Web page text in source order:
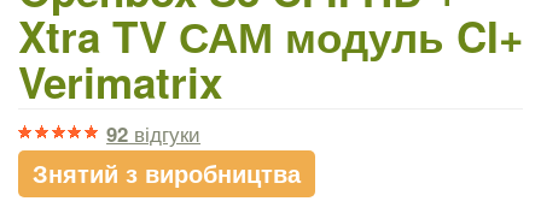
Xtra TV САМ модуль CI+
Verimatrix
92 відгуки
Знятий з виробництва